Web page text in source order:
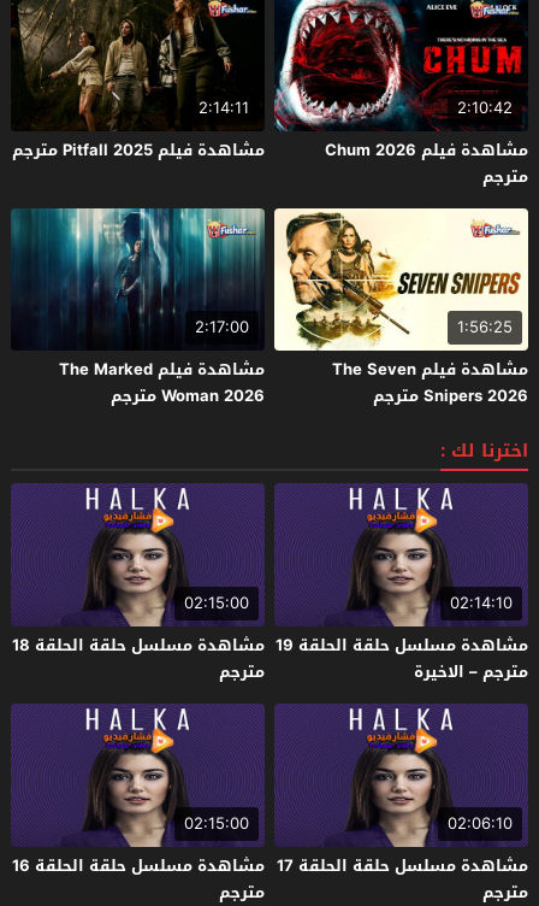
2:10:42
مشاهدة فيلم Chum 2026
مترجم
2:14:11
مشاهدة فيلم Pitfall 2025 مترجم
1:56:25
مشاهدة فيلم The Seven
Snipers 2026 مترجم
2:17:00
مشاهدة فيلم The Marked
Woman 2026 مترجم
اخترنا لك :
02:14:10
مشاهدة مسلسل حلقة الحلقة 19
مترجم – الاخيرة
02:15:00
مشاهدة مسلسل حلقة الحلقة 18
مترجم
02:06:10
مشاهدة مسلسل حلقة الحلقة 17
مترجم
02:15:00
مشاهدة مسلسل حلقة الحلقة 16
مترجم